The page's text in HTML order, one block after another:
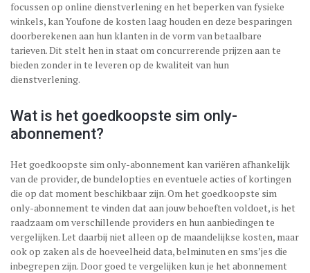
focussen op online dienstverlening en het beperken van fysieke
winkels, kan Youfone de kosten laag houden en deze besparingen
doorberekenen aan hun klanten in de vorm van betaalbare
tarieven. Dit stelt hen in staat om concurrerende prijzen aan te
bieden zonder in te leveren op de kwaliteit van hun
dienstverlening.
Wat is het goedkoopste sim only-
abonnement?
Het goedkoopste sim only-abonnement kan variëren afhankelijk
van de provider, de bundelopties en eventuele acties of kortingen
die op dat moment beschikbaar zijn. Om het goedkoopste sim
only-abonnement te vinden dat aan jouw behoeften voldoet, is het
raadzaam om verschillende providers en hun aanbiedingen te
vergelijken. Let daarbij niet alleen op de maandelijkse kosten, maar
ook op zaken als de hoeveelheid data, belminuten en sms’jes die
inbegrepen zijn. Door goed te vergelijken kun je het abonnement